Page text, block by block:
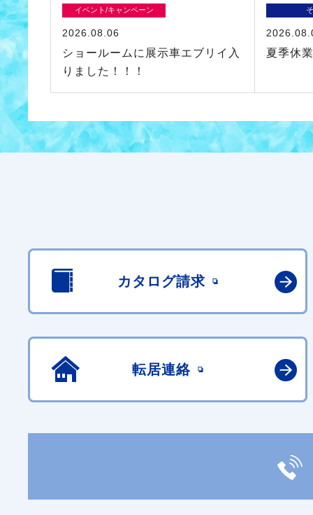
イベント/キャンペーン
2026.08.06
ショールームに展示車エブリイ入
りました！！！
夏季休
カタログ請求
転居連絡